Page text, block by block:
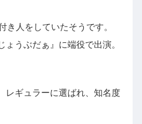
き人をしていたそうです。
うぶだぁ』に端役で出演。
レギュラーに選ばれ、知名度